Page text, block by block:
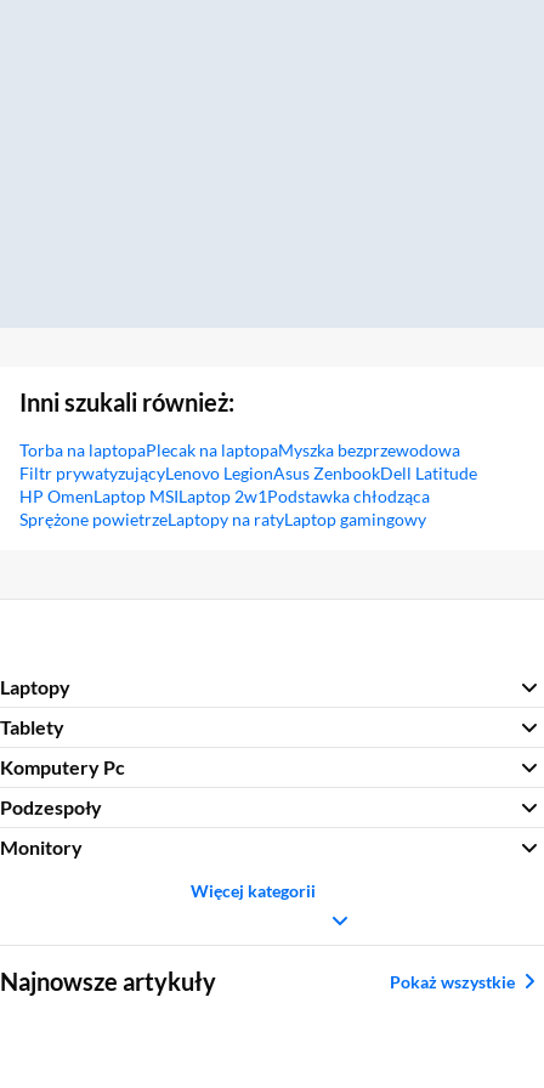
Inni szukali również:
Torba na laptopaPlecak na laptopaMyszka bezprzewodowa
Filtr prywatyzującyLenovo LegionAsus ZenbookDell Latitude
HP OmenLaptop MSILaptop 2w1Podstawka chłodząca
Sprężone powietrzeLaptopy na ratyLaptop gamingowy
Laptopy
Tablety
Komputery Pc
Podzespoły
Monitory
Więcej kategorii
Najnowsze artykuły Pokaż wszystkie